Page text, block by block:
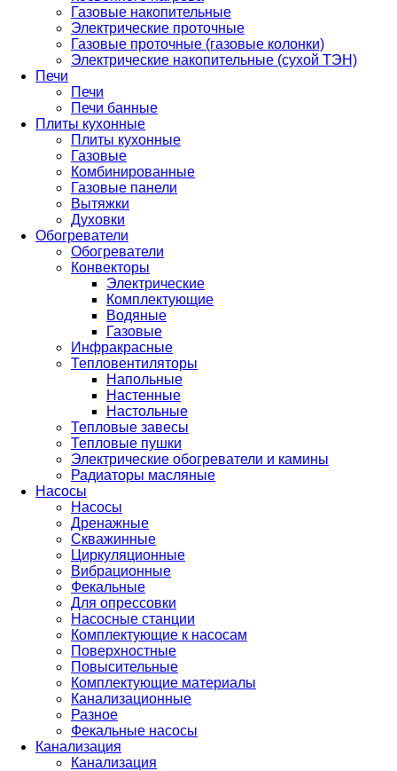
Газовые накопительные
Электрические проточные
Газовые проточные (газовые колонки)
Электрические накопительные (сухой ТЭН)
Печи
Печи
Печи банные
Плиты кухонные
Плиты кухонные
Газовые
Комбинированные
Газовые панели
Вытяжки
Духовки
Обогреватели
Обогреватели
Конвекторы
Электрические
Комплектующие
Водяные
Газовые
Инфракрасные
Тепловентиляторы
Напольные
Настенные
Настольные
Тепловые завесы
Тепловые пушки
Электрические обогреватели и камины
Радиаторы масляные
Насосы
Насосы
Дренажные
Скважинные
Циркуляционные
Вибрационные
Фекальные
Для опрессовки
Насосные станции
Комплектующие к насосам
Поверхностные
Повысительные
Комплектующие материалы
Канализационные
Разное
Фекальные насосы
Канализация
Канализация